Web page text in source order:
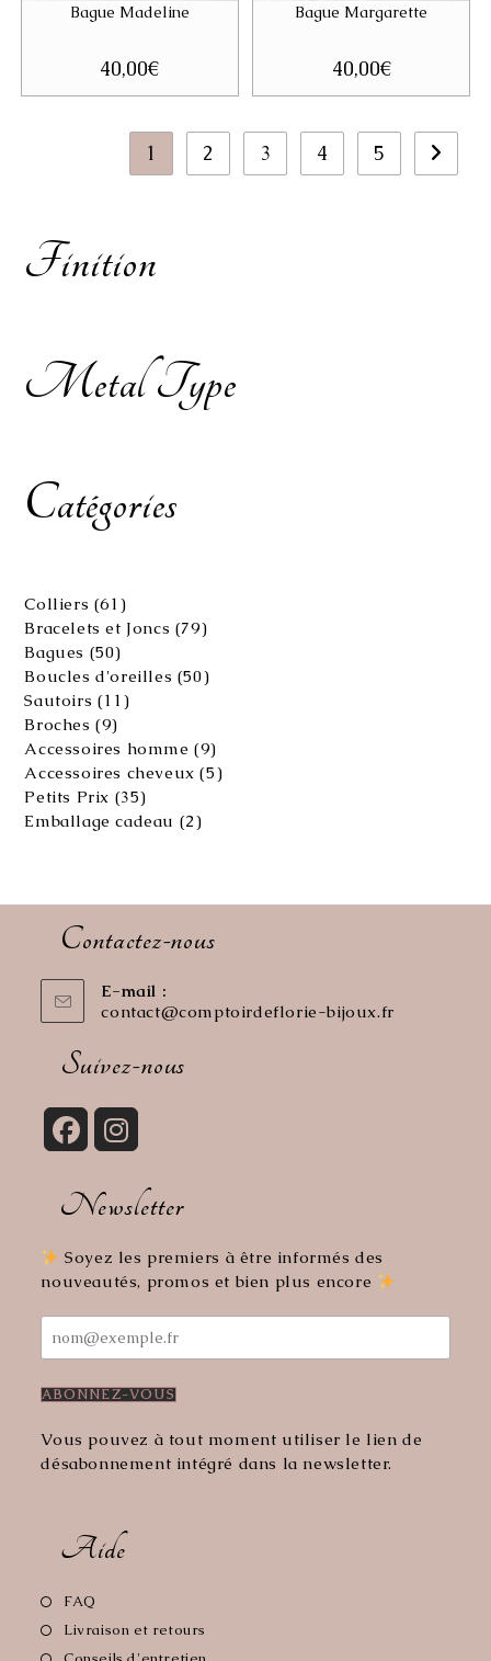
Bague Madeline
40,00€
Bague Margarette
40,00€
1 2 3 4 5
Finition
Metal Type
Catégories
Colliers 61 61
produits
Bracelets et Joncs 7979
Bagues 5050
produits
Boucles d'oreilles 5050
Sautoirs 11 11
Broches 99
produits
Accessoires homme 99
produits
Accessoires cheveux 55
Petits Prix 3535
produits
Emballage cadeau 22
Contactez-nous
E-mail :
contact@comptoirdeflorie-bijoux.frS’ouvre
Suivez-nous
un
onglet
un
onglet
Newsletter
Soyez les premiers à être informés des
nouveautés, promos et bien plus encore
Vous pouvez à tout moment utiliser le lien de
désabonnement intégré dans la newsletter.
Aide
FAQ
dans
Livraison et retours